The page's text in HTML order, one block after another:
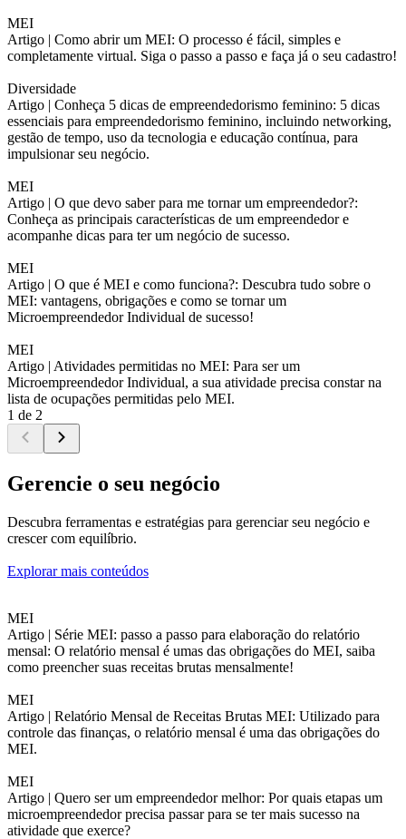
MEI
Artigo | Como abrir um MEI: O processo é fácil, simples e
completamente virtual. Siga o passo a passo e faça já o seu cadastro!
Diversidade
Artigo | Conheça 5 dicas de empreendedorismo feminino: 5 dicas
essenciais para empreendedorismo feminino, incluindo networking,
gestão de tempo, uso da tecnologia e educação contínua, para
impulsionar seu negócio.
MEI
Artigo | O que devo saber para me tornar um empreendedor?:
Conheça as principais características de um empreendedor e
acompanhe dicas para ter um negócio de sucesso.
MEI
Artigo | O que é MEI e como funciona?: Descubra tudo sobre o
MEI: vantagens, obrigações e como se tornar um
Microempreendedor Individual de sucesso!
MEI
Artigo | Atividades permitidas no MEI: Para ser um
Microempreendedor Individual, a sua atividade precisa constar na
lista de ocupações permitidas pelo MEI.
1 de 2
Gerencie o seu negócio
Descubra ferramentas e estratégias para gerenciar seu negócio e
crescer com equilíbrio.
Explorar mais conteúdos
MEI
Artigo | Série MEI: passo a passo para elaboração do relatório
mensal: O relatório mensal é umas das obrigações do MEI, saiba
como preencher suas receitas brutas mensalmente!
MEI
Artigo | Relatório Mensal de Receitas Brutas MEI: Utilizado para
controle das finanças, o relatório mensal é uma das obrigações do
MEI.
MEI
Artigo | Quero ser um empreendedor melhor: Por quais etapas um
microempreendedor precisa passar para se ter mais sucesso na
atividade que exerce?